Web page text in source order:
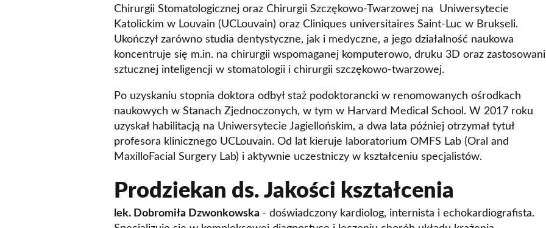
Chirurgii Stomatologicznej oraz Chirurgii Szczękowo-Twarzowej na Uniwersytecie
Katolickim w Louvain (UCLouvain) oraz Cliniques universitaires Saint-Luc w Brukseli.
Ukończył zarówno studia dentystyczne, jak i medyczne, a jego działalność naukowa
koncentruje się m.in. na chirurgii wspomaganej komputerowo, druku 3D oraz
sztucznej inteligencji w stomatologii i chirurgii szczękowo-twarzowej.
Po uzyskaniu stopnia doktora odbył staż podoktorancki w renomowanych ośrodkach
naukowych w Stanach Zjednoczonych, w tym w Harvard Medical School. W 2017 roku
uzyskał habilitacją na Uniwersytecie Jagiellońskim, a dwa lata później otrzymał tytuł
profesora klinicznego UCLouvain. Od lat kieruje laboratorium OMFS Lab (Oral and
MaxilloFacial Surgery Lab) i aktywnie uczestniczy w kształceniu specjalistów.
Prodziekan ds. Jakości kształcenia
lek. Dobromiła Dzwonkowska - doświadczony kardiolog, internista i echokardiografista.